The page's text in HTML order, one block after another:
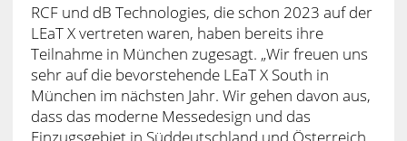
RCF und dB Technologies, die schon 2023 auf der
LEaT X vertreten waren, haben bereits ihre
Teilnahme in München zugesagt. „Wir freuen uns
sehr auf die bevorstehende LEaT X South in
München im nächsten Jahr. Wir gehen davon aus,
dass das moderne Messedesign und das
Einzugsgebiet in Süddeutschland und Österreich